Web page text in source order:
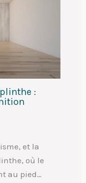
:
et la
où le
au pied…